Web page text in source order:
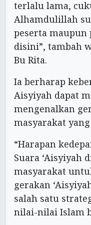
terlalu lama,
Alhamdulillah
peserta maupun
disini”, tambah
Bu Rita.
Ia berharap
Aisyiyah dapat
mengenalkan
masyarakat
“Harapan
Suara ‘Aisyiyah
masyarakat
gerakan
salah satu
nilai-nilai Islam